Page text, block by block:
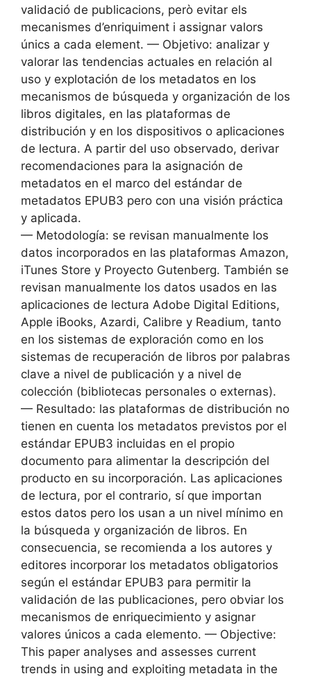
validació de publicacions, però evitar els
mecanismes d’enriquiment i assignar valors
únics a cada element. — Objetivo: analizar y
valorar las tendencias actuales en relación al
uso y explotación de los metadatos en los
mecanismos de búsqueda y organización de los
libros digitales, en las plataformas de
distribución y en los dispositivos o aplicaciones
de lectura. A partir del uso observado, derivar
recomendaciones para la asignación de
metadatos en el marco del estándar de
metadatos EPUB3 pero con una visión práctica
y aplicada.
— Metodología: se revisan manualmente los
datos incorporados en las plataformas Amazon,
iTunes Store y Proyecto Gutenberg. También se
revisan manualmente los datos usados en las
aplicaciones de lectura Adobe Digital Editions,
Apple iBooks, Azardi, Calibre y Readium, tanto
en los sistemas de exploración como en los
sistemas de recuperación de libros por palabras
clave a nivel de publicación y a nivel de
colección (bibliotecas personales o externas).
— Resultado: las plataformas de distribución no
tienen en cuenta los metadatos previstos por el
estándar EPUB3 incluidas en el propio
documento para alimentar la descripción del
producto en su incorporación. Las aplicaciones
de lectura, por el contrario, sí que importan
estos datos pero los usan a un nivel mínimo en
la búsqueda y organización de libros. En
consecuencia, se recomienda a los autores y
editores incorporar los metadatos obligatorios
según el estándar EPUB3 para permitir la
validación de las publicaciones, pero obviar los
mecanismos de enriquecimiento y asignar
valores únicos a cada elemento. — Objective:
This paper analyses and assesses current
trends in using and exploiting metadata in the